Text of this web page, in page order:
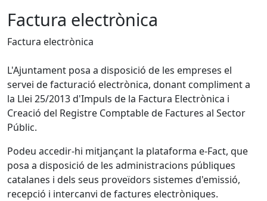
Factura electrònica
Factura electrònica
L'Ajuntament posa a disposició de les empreses el
servei de facturació electrònica, donant compliment a
la Llei 25/2013 d'Impuls de la Factura Electrònica i
Creació del Registre Comptable de Factures al Sector
Públic.
Podeu accedir-hi mitjançant la plataforma e-Fact, que
posa a disposició de les administracions públiques
catalanes i dels seus proveïdors sistemes d'emissió,
recepció i intercanvi de factures electròniques.